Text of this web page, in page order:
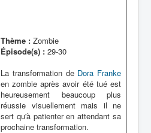
Thème : Zombie
Épisode(s) : 29-30
La transformation de Dora Franke
en zombie après avoir été tué est
heureusement beaucoup plus
réussie visuellement mais il ne
sert qu'à patienter en attendant sa
prochaine transformation.